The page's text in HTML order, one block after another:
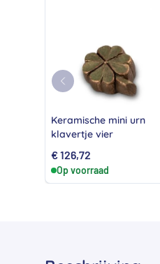
Keramische mini urn
klavertje vier
€126,72
Op voorraad